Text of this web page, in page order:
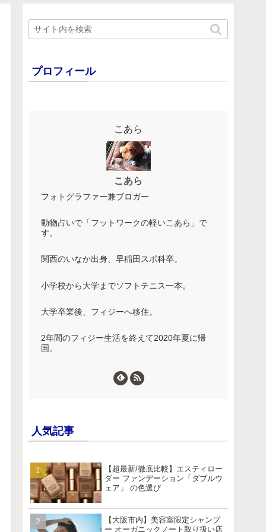
プロフィール
こあら
こあら
フォトグラファー兼ブロガー
動物占いで「フットワークの軽いこあら」で
す。
関西のいなか出身、早稲田スポ科卒。
小学校から大学までソフトテニス一本。
大学卒業後、フィジーへ移住。
2年間のフィジー生活を終えて2020年夏に帰
国。
人気記事
【超最新/徹底比較】エスティロー
ダー ファンデーション「ダブルウ
ェア」 の色選び
【大阪市内】美容室限定シャンプ
ー オーガニックノート取り扱い店